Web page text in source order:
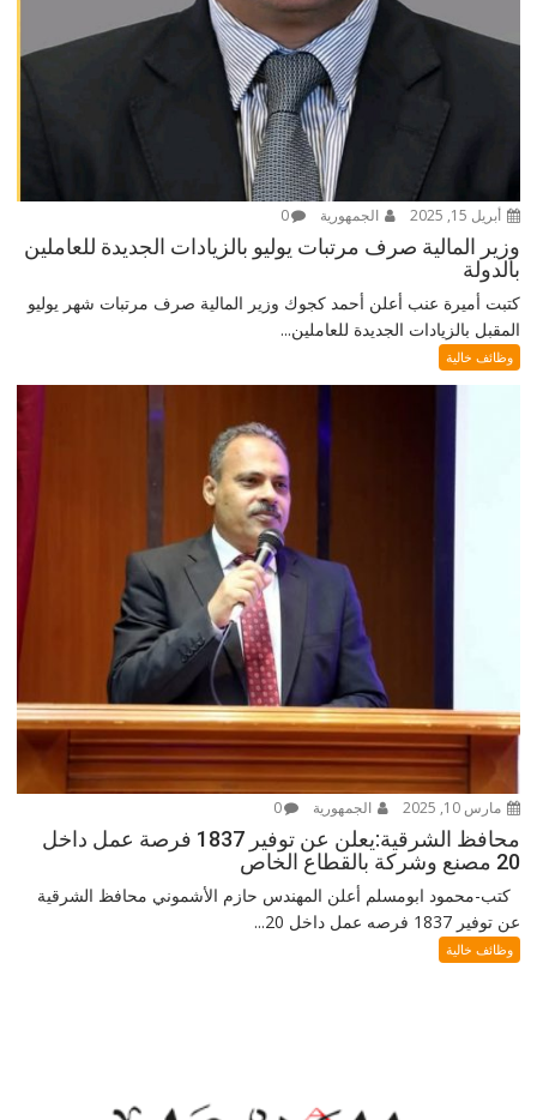
أبريل 15, 2025 الجمهورية 0
وزير المالية صرف مرتبات يوليو بالزيادات الجديدة للعاملين
بالدولة
كتبت أميرة عنب أعلن أحمد كجوك وزير المالية صرف مرتبات شهر يوليو
المقبل بالزيادات الجديدة للعاملين...
وظائف خالية
مارس 10, 2025 الجمهورية 0
محافظ الشرقية:يعلن عن توفير 1837 فرصة عمل داخل
20 مصنع وشركة بالقطاع الخاص
كتب-محمود ابومسلم أعلن المهندس حازم الأشموني محافظ الشرقية
عن توفير 1837 فرصه عمل داخل 20...
وظائف خالية